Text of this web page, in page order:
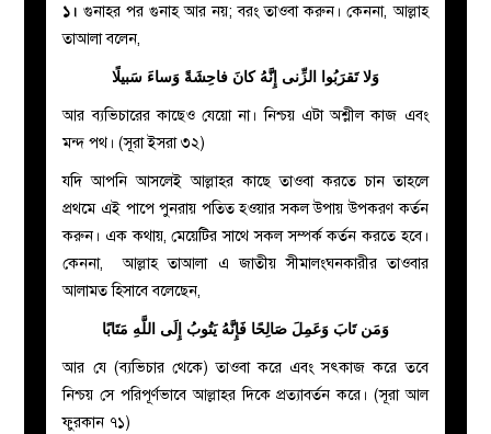
১। গুনাহর পর গুনাহ আর নয়; বরং তাওবা করুন। কেননা, আল্লাহ
তাআলা বলেন,
وَلا تَقرَبُوا الزِّنى إِنَّهُ كانَ فاحِشَةً وَساءَ سَبيلًا
আর ব্যভিচারের কাছেও যেয়ো না। নিশ্চয় এটা অশ্লীল কাজ এবং
মন্দ পথ। (সূরা ইসরা ৩২)
যদি আপনি আসলেই আল্লাহর কাছে তাওবা করতে চান তাহলে
প্রথমে এই পাপে পুনরায় পতিত হওয়ার সকল উপায় উপকরণ কর্তন
করুন। এক কথায়, মেয়েটির সাথে সকল সম্পর্ক কর্তন করতে হবে।
কেননা, আল্লাহ তাআলা এ জাতীয় সীমালংঘনকারীর তাওবার
আলামত হিসাবে বলেছেন,
وَمَن تَابَ وَعَمِلَ صَالِحًا فَإِنَّهُ يَتُوبُ إِلَى اللَّهِ مَتَابًا
আর যে (ব্যভিচার থেকে) তাওবা করে এবং সৎকাজ করে তবে
নিশ্চয় সে পরিপূর্ণভাবে আল্লাহর দিকে প্রত্যাবর্তন করে। (সূরা আল
ফুরকান ৭১)